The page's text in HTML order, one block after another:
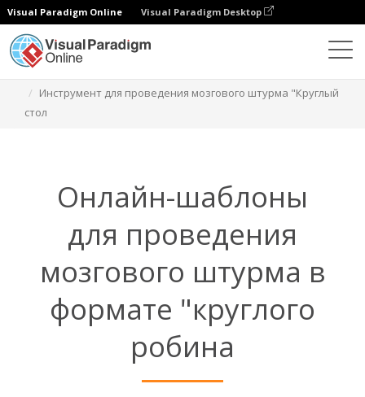
Visual Paradigm Online Visual Paradigm Desktop
Инструмент для проведения мозгового штурма "Круглый
стол
Онлайн-шаблоны
для проведения
мозгового штурма в
формате "круглого
робина